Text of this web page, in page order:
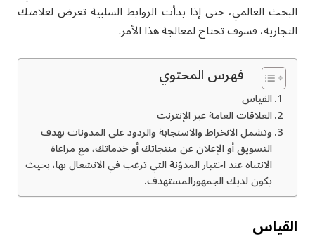
البحث العالمي، حتى إذا بدأت الروابط السلبية تعرض لعلامتك
التجارية، فسوف تحتاج لمعالجة هذا الأمر.
فهرس المحتوي
القياس
العلاقات العامة عبر الإنترنت
وتشمل الانخراط والاستجابة والردود على المدونات بهدف
التسويق أو الإعلان عن منتجاتك أو خدماتك، مع مراعاة
الانتباه عند اختيار المدوّنة التي ترغب في الانشغال بها، بحيث
يكون لديك الجمهورالمستهدف.
القياس